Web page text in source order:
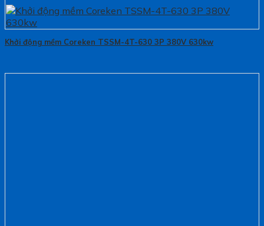
Khởi động mềm Coreken TSSM-4T-630 3P 380V 630kw